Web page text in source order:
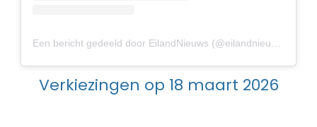
Verkiezingen op 18 maart 2026